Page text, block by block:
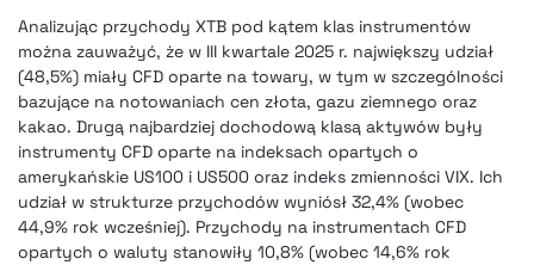
Analizując przychody XTB pod kątem klas instrumentów
można zauważyć, że w III kwartale 2025 r. największy udział
(48,5%) miały CFD oparte na towary, w tym w szczególności
bazujące na notowaniach cen złota, gazu ziemnego oraz
kakao. Drugą najbardziej dochodową klasą aktywów były
instrumenty CFD oparte na indeksach opartych o
amerykańskie US100 i US500 oraz indeks zmienności VIX. Ich
udział w strukturze przychodów wyniósł 32,4% (wobec
44,9% rok wcześniej). Przychody na instrumentach CFD
opartych o waluty stanowiły 10,8% (wobec 14,6% rok